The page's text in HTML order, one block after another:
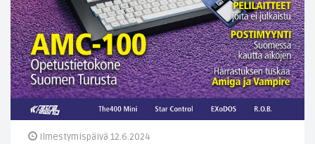
Ilmestymispäivä 12.6.2024